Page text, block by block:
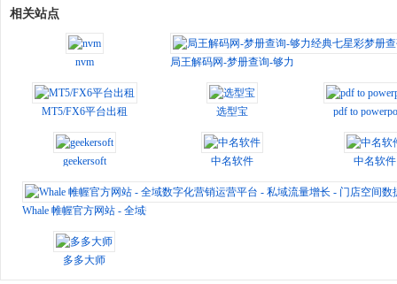
相关站点
nvm 局王解码网-梦册查询-够力经典七星彩梦册查码
MT5/FX6平台出租 选型宝 pdf to
geekersoft 中名软件 中名软
Whale 帷幄官方网站 - 全域数字化营销运营平台 - 私域流量增长 - 门店空间数据
多多大师